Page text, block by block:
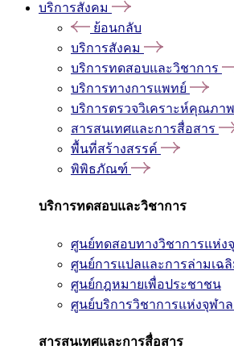
บริการสังคม
ย้อนกลับ
บริการสังคม
บริการทดสอบและวิชาการ
บริการทางการแพทย์
บริการตรวจวิเคราะห์คุณภาพ
สารสนเทศและการสื่อสาร
พื้นที่สร้างสรรค์
พิพิธภัณฑ์
บริการทดสอบและวิชาการ
ศูนย์ทดสอบทางวิชาการแห่ง
ศูนย์การแปลและการล่ามเฉ
ศูนย์กฎหมายเพื่อประชาชน
ศูนย์บริการวิชาการแห่งจุฬา
สารสนเทศและการสื่อสาร